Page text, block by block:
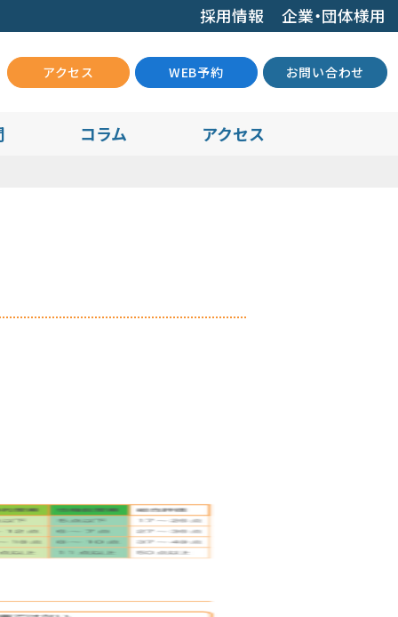
採用情報 企業・団体様用
アクセス WEB予約 お問い合わせ
コラム アクセス